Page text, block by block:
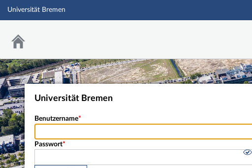
Universität Bremen
Universität Bremen
Benutzername
Passwort